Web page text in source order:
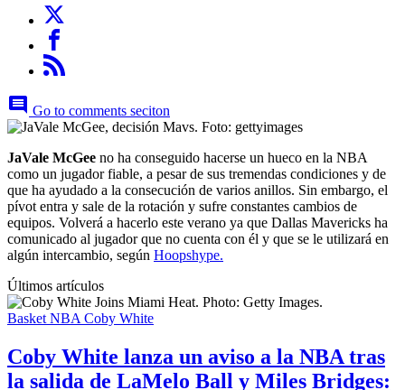
Go to comments seciton
JaVale McGee no ha conseguido hacerse un hueco en la NBA
como un jugador fiable, a pesar de sus tremendas condiciones y de
que ha ayudado a la consecución de varios anillos. Sin embargo, el
pívot entra y sale de la rotación y sufre constantes cambios de
equipos. Volverá a hacerlo este verano ya que Dallas Mavericks ha
comunicado al jugador que no cuenta con él y que se le utilizará en
algún intercambio, según Hoopshype.
Últimos artículos
Basket NBA Coby White
Coby White lanza un aviso a la NBA tras
la salida de LaMelo Ball y Miles Bridges: